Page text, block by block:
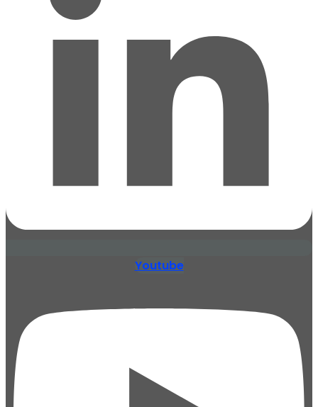
Youtube